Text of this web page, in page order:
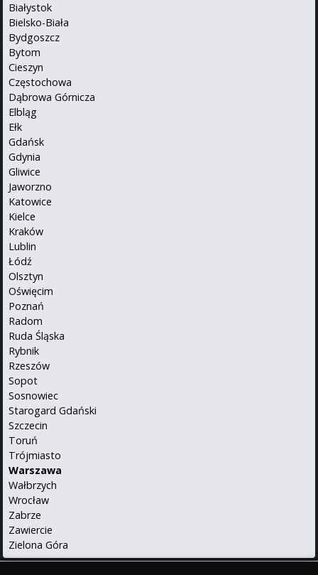
Białystok
Bielsko-Biała
Bydgoszcz
Bytom
Cieszyn
Częstochowa
Dąbrowa Górnicza
Elbląg
Ełk
Gdańsk
Gdynia
Gliwice
Jaworzno
Katowice
Kielce
Kraków
Lublin
Łódź
Olsztyn
Oświęcim
Poznań
Radom
Ruda Śląska
Rybnik
Rzeszów
Sopot
Sosnowiec
Starogard Gdański
Szczecin
Toruń
Trójmiasto
Warszawa
Wałbrzych
Wrocław
Zabrze
Zawiercie
Zielona Góra